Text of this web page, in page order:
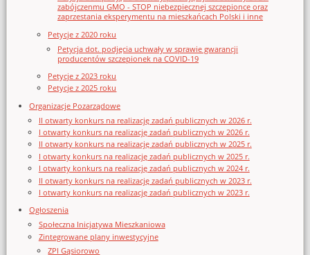
zabójczenmu GMO - STOP niebezpiecznej szczepionce oraz
zaprzestania eksperymentu na mieszkańcach Polski i inne
Petycje z 2020 roku
Petycja dot. podjęcia uchwały w sprawie gwarancji
producentów szczepionek na COVID-19
Petycje z 2023 roku
Petycje z 2025 roku
Organizacje Pozarządowe
II otwarty konkurs na realizację zadań publicznych w 2026 r.
I otwarty konkurs na realizację zadań publicznych w 2026 r.
II otwarty konkurs na realizację zadań publicznych w 2025 r.
I otwarty konkurs na realizację zadań publicznych w 2025 r.
I otwarty konkurs na realizację zadań publicznych w 2024 r.
II otwarty konkurs na realizację zadań publicznych w 2023 r.
I otwarty konkurs na realizację zadań publicznych w 2023 r.
Ogłoszenia
Społeczna Inicjatywa Mieszkaniowa
Zintegrowane plany inwestycyjne
ZPI Gąsiorowo